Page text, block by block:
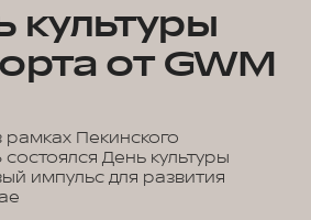
культуры
от GWM
рамках Пекинского
День культуры
импульс для развития